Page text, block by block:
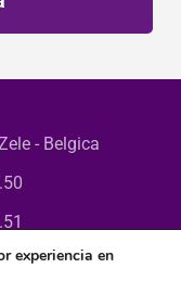
- Belgica
experiencia en